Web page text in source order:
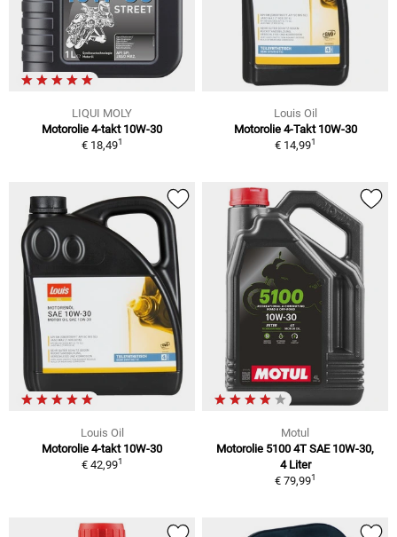
LIQUI MOLY
Motorolie 4-takt 10W-30
€ 18,491
Louis Oil
Motorolie 4-Takt 10W-30
€ 14,991
Louis Oil
Motorolie 4-takt 10W-30
€ 42,991
Motul
Motorolie 5100 4T SAE 10W-30,
4 Liter
€ 79,991